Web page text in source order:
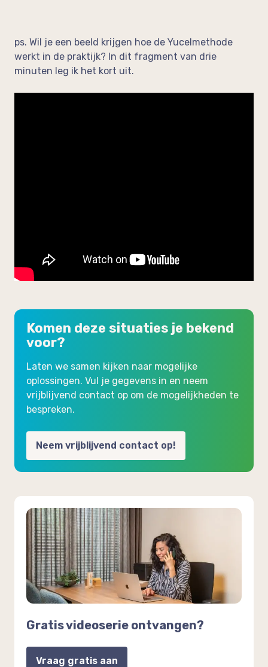
ps. Wil je een beeld krijgen hoe de Yucelmethode
werkt in de praktijk? In dit fragment van drie
minuten leg ik het kort uit.
Komen deze situaties je bekend
voor?
Laten we samen kijken naar mogelijke
oplossingen. Vul je gegevens in en neem
vrijblijvend contact op om de mogelijkheden te
bespreken.
Neem vrijblijvend contact op!
Gratis videoserie ontvangen?
Vraag gratis aan